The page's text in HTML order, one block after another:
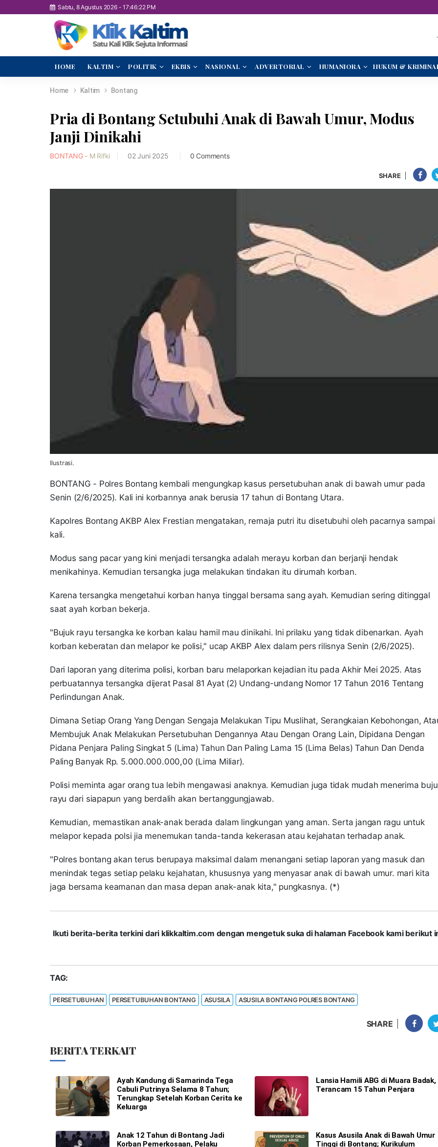
Sabtu, 8 Agustus 2026-17:46:23 PM
HOME KALTIM POLITIK EKBIS NASIONAL ADVERTORIAL HUMANIORA HUKUM &
Home Kaltim Bontang
Pria di Bontang Setubuhi Anak di Bawah Umur, Modus
Janji Dinikahi
BONTANG - M Rifki 02 Juni 2025 0 Comments
SHARE
Ilustrasi.
BONTANG - Polres Bontang kembali mengungkap kasus persetubuhan anak di bawah umur pada
Senin (2/6/2025). Kali ini korbannya anak berusia 17 tahun di Bontang Utara.
Kapolres Bontang AKBP Alex Frestian mengatakan, remaja putri itu disetubuhi oleh pacarnya sampai
kali.
Modus sang pacar yang kini menjadi tersangka adalah merayu korban dan berjanji hendak
menikahinya. Kemudian tersangka juga melakukan tindakan itu dirumah korban.
Karena tersangka mengetahui korban hanya tinggal bersama sang ayah. Kemudian sering ditinggal
saat ayah korban bekerja.
"Bujuk rayu tersangka ke korban kalau hamil mau dinikahi. Ini prilaku yang tidak dibenarkan. Ayah
korban keberatan dan melapor ke polisi," ucap AKBP Alex dalam pers rilisnya Senin (2/6/2025).
Dari laporan yang diterima polisi, korban baru melaporkan kejadian itu pada Akhir Mei 2025. Atas
perbuatannya tersangka dijerat Pasal 81 Ayat (2) Undang-undang Nomor 17 Tahun 2016 Tentang
Perlindungan Anak.
Dimana Setiap Orang Yang Dengan Sengaja Melakukan Tipu Muslihat, Serangkaian Kebohongan,
Membujuk Anak Melakukan Persetubuhan Dengannya Atau Dengan Orang Lain, Dipidana Dengan
Pidana Penjara Paling Singkat 5 (Lima) Tahun Dan Paling Lama 15 (Lima Belas) Tahun Dan Denda
Paling Banyak Rp. 5.000.000.000,00 (Lima Miliar).
Polisi meminta agar orang tua lebih mengawasi anaknya. Kemudian juga tidak mudah menerima
rayu dari siapapun yang berdalih akan bertanggungjawab.
Kemudian, memastikan anak-anak berada dalam lingkungan yang aman. Serta jangan ragu untuk
melapor kepada polsi jia menemukan tanda-tanda kekerasan atau kejahatan terhadap anak.
"Polres bontang akan terus berupaya maksimal dalam menangani setiap laporan yang masuk dan
menindak tegas setiap pelaku kejahatan, khususnya yang menyasar anak di bawah umur. mari kita
jaga bersama keamanan dan masa depan anak-anak kita," pungkasnya. (*)
Ikuti berita-berita terkini dari klikkaltim.com dengan mengetuk suka di halaman Facebook kami berikut
TAG:
PERSETUBUHAN PERSETUBUHAN BONTANG ASUSILA ASUSILA BONTANG POLRES BONTANG
SHARE
BERITA TERKAIT
Ayah Kandung di Samarinda Tega
Cabuli Putrinya Selama 8 Tahun;
Terungkap Setelah Korban Cerita ke
Keluarga
Lansia Hamili ABG di Muara Badak,
Terancam 15 Tahun Penjara
Anak 12 Tahun di Bontang Jadi
Korban Pemerkosaan, Pelaku
Kasus Asusila Anak di Bawah Umur
Tinggi di Bontang; Kurikulum